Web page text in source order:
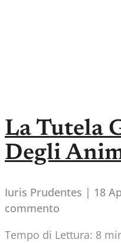
La Tutela
Degli
Iuris Prudentes 18
commento
Tempo di Lettura: 8